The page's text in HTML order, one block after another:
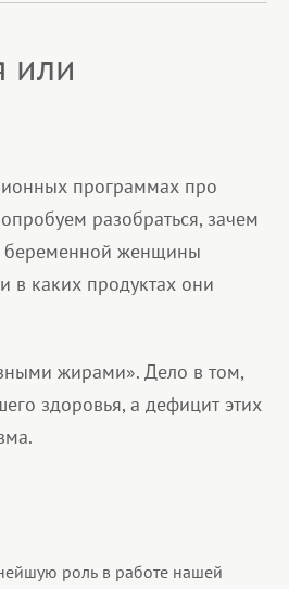
или
программах про
разобраться, зачем
беременной женщины
в каких продуктах они
жирами». Дело в том,
здоровья, а дефицит этих
роль в работе нашей